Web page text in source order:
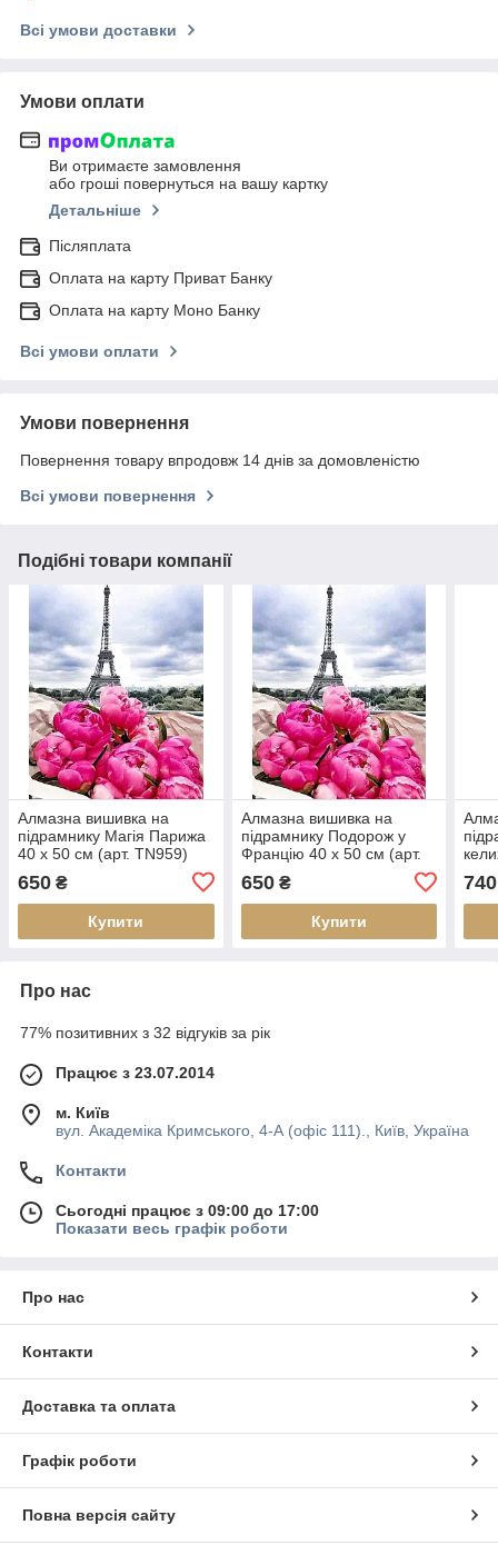
Всі умови доставки
Умови оплати
Ви отримаєте замовлення
або гроші повернуться на вашу картку
Детальніше
Післяплата
Оплата на карту Приват Банку
Оплата на карту Моно Банку
Всі умови оплати
Умови повернення
Повернення товару впродовж 14 днів за домовленістю
Всі умови повернення
Подібні товари компанії
Алмазна вишивка на
підрамнику Магія Парижа
40 х 50 см (арт. TN959)
650 ₴
Купити
Алмазна вишивка на
підрамнику Подорож у
Францію 40 х 50 см (арт.
650₴
Купити
740
Про нас
77% позитивних з 32 відгуків за рік
Працює з 23.07.2014
м. Київ
вул. Академіка Кримського, 4-А (офіс 111)., Київ, Україна
Контакти
Сьогодні працює з 09:00 до 17:00
Показати весь графік роботи
Про нас
Контакти
Доставка та оплата
Графік роботи
Повна версія сайту